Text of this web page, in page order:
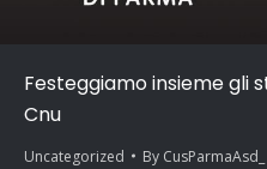
Festeggiamo insieme gli
Cnu
Uncategorized By CusParmaAsd_